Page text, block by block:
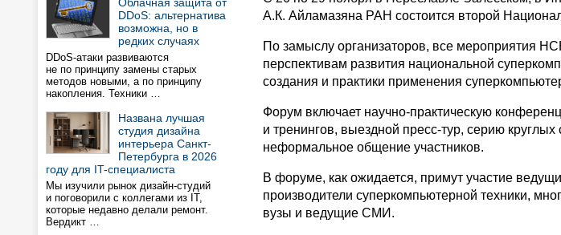
DDoS: альтернатива
возможна, но в
редких случаях
DDoS-атаки развиваются
не по принципу замены старых
методов новыми, а по принципу
накопления. Техники …
Названа лучшая
студия дизайна
интерьера Санкт-
Петербурга в 2026
году для IT-специалиста
Мы изучили рынок дизайн-студий
и поговорили с коллегами из IT,
которые недавно делали ремонт.
Вердикт …
А.К. Айламазяна РАН состоится второй
По замыслу организаторов, все мероприятия
перспективам развития национальной
создания и практики применения
Форум включает научно-практическую
и тренингов, выездной пресс-тур, серию
неформальное общение участников.
В форуме, как ожидается, примут участие
производители суперкомпьютерной техники,
вузы и ведущие СМИ.